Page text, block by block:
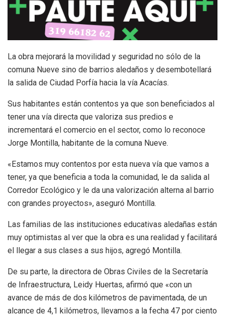
La obra mejorará la movilidad y seguridad no sólo de la
comuna Nueve sino de barrios aledaños y desembotellará
la salida de Ciudad Porfía hacia la vía Acacías.
Sus habitantes están contentos ya que son beneficiados al
tener una vía directa que valoriza sus predios e
incrementará el comercio en el sector, como lo reconoce
Jorge Montilla, habitante de la comuna Nueve.
«Estamos muy contentos por esta nueva vía que vamos a
tener, ya que beneficia a toda la comunidad, le da salida al
Corredor Ecológico y le da una valorización alterna al barrio
con grandes proyectos», aseguró Montilla.
Las familias de las instituciones educativas aledañas están
muy optimistas al ver que la obra es una realidad y facilitará
el llegar a sus clases a sus hijos, agregó Montilla.
De su parte, la directora de Obras Civiles de la Secretaría
de Infraestructura, Leidy Huertas, afirmó que «con un
avance de más de dos kilómetros de pavimentada, de un
alcance de 4,1 kilómetros, llevamos a la fecha 47 por ciento